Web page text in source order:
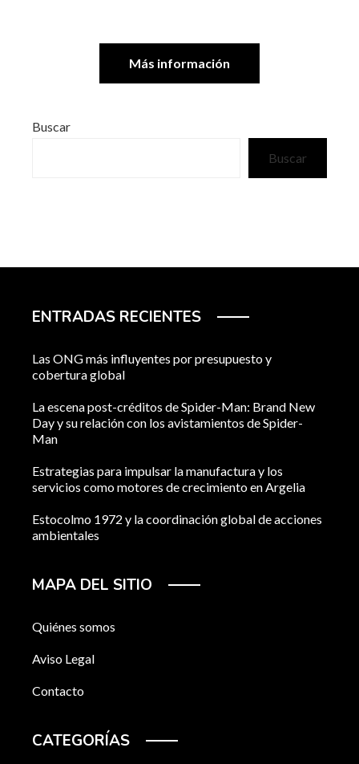
Más información
Buscar
Buscar
ENTRADAS RECIENTES
Las ONG más influyentes por presupuesto y
cobertura global
La escena post-créditos de Spider-Man: Brand New
Day y su relación con los avistamientos de Spider-
Man
Estrategias para impulsar la manufactura y los
servicios como motores de crecimiento en Argelia
Estocolmo 1972 y la coordinación global de acciones
ambientales
MAPA DEL SITIO
Quiénes somos
Aviso Legal
Contacto
CATEGORÍAS